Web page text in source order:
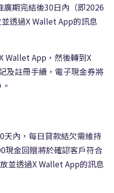
廣期完結後30日內（即2026
透過X Wallet App的訊息
Wallet App，然後轉到X
及註冊手續，電子現金券將
天內，每日貸款結欠需維持
現金回贈將於確認客戶符合
並透過X Wallet App的訊息